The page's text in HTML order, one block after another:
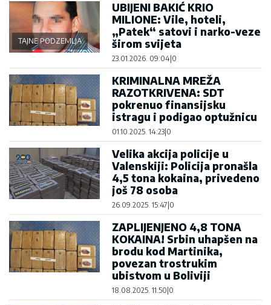
TAJNE PODZEMLJA
UBIJENI BAKIĆ KRIO
MILIONE: Vile, hoteli,
„Patek“ satovi i narko-veze
širom svijeta
23.01.2026. 09:04 0
KRIMINALNA MREŽA
RAZOTKRIVENA: SDT
pokrenuo finansijsku
istragu i podigao optužnicu
01.10.2025. 14:23 0
Velika akcija policije u
Valenskiji: Policija pronašla
4,5 tona kokaina, privedeno
još 78 osoba
26.09.2025. 15:47 0
ZAPLIJENJENO 4,8 TONA
KOKAINA! Srbin uhapšen na
brodu kod Martinika,
povezan trostrukim
ubistvom u Boliviji
18.08.2025. 11:50 0